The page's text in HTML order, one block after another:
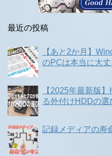
最近の投稿
【あと2か月】
のPCは本当に大丈
【2025年最新版
る外付けHDDの選
記録メディアの寿